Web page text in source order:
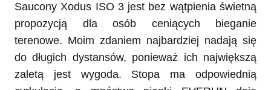
Saucony Xodus ISO 3 jest bez wątpienia świetną
propozycją dla osób ceniących bieganie
terenowe. Moim zdaniem najbardziej nadają się
do długich dystansów, ponieważ ich największą
zaletą jest wygoda. Stopa ma odpowiednią